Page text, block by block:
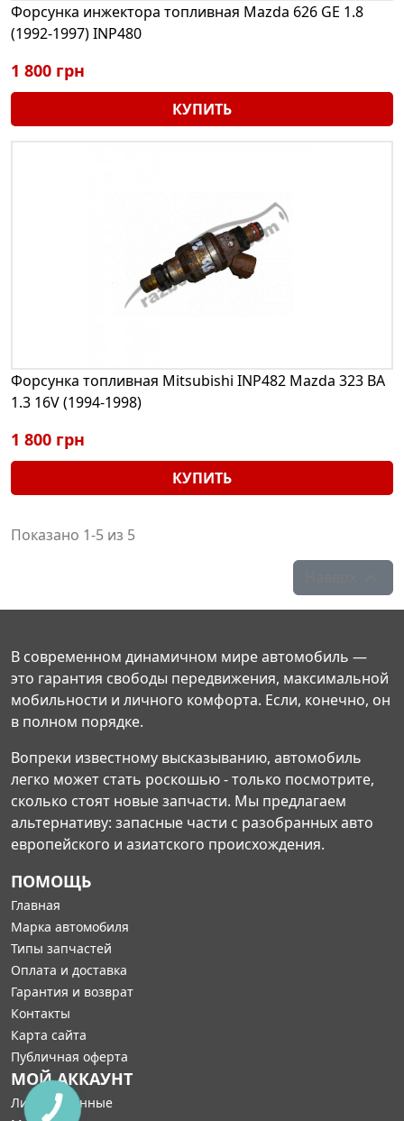
Форсунка инжектора топливная Mazda 626 GE 1.8
(1992-1997) INP480
1 800 грн
КУПИТЬ
Форсунка топливная Mitsubishi INP482 Mazda 323 BA
1.3 16V (1994-1998)
1 800 грн
КУПИТЬ
Показано 1-5 из 5
В современном динамичном мире автомобиль —
это гарантия свободы передвижения, максимальной
мобильности и личного комфорта. Если, конечно, он
в полном порядке.
Вопреки известному высказыванию, автомобиль
легко может стать роскошью - только посмотрите,
сколько стоят новые запчасти. Мы предлагаем
альтернативу: запасные части с разобранных авто
европейского и азиатского происхождения.
ПОМОЩЬ
Главная
Марка автомобиля
Типы запчастей
Оплата и доставка
Гарантия и возврат
Контакты
Карта сайта
Публичная оферта
МОЙ АККАУНТ
Личные данные